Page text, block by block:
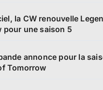
la CW renouvelle
pour une saison 5
annonce pour la
Tomorrow